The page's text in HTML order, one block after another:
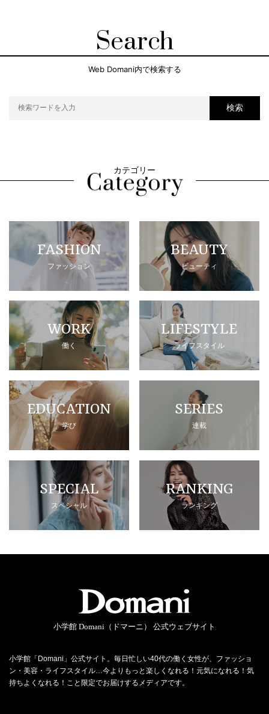
Search
Web Domani内で検索する
検索
カテゴリー
FASHION
ファッション
BEAUTY
ビューティ
WORK
働く
LIFESTYLE
ライフスタイル
EDUCATION
学び
SERIES
連載
SPECIAL
スペシャル
RANKING
ランキング
小学館 Domani（ドマーニ） 公式ウェブサイト
小学館「Domani」公式サイト。毎日忙しい40代の働く女性が、ファッショ
ン・美容・ライフスタイル…今よりもっと楽しくなれる！元気になれる！気
持ちよくなれる！こと限定でお届けするメディアです。